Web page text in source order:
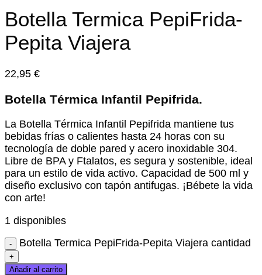
Botella Termica PepiFrida-
Pepita Viajera
22,95 €
Botella Térmica Infantil Pepifrida.
La Botella Térmica Infantil Pepifrida mantiene tus
bebidas frías o calientes hasta 24 horas con su
tecnología de doble pared y acero inoxidable 304.
Libre de BPA y Ftalatos, es segura y sostenible, ideal
para un estilo de vida activo. Capacidad de 500 ml y
diseño exclusivo con tapón antifugas. ¡Bébete la vida
con arte!
1 disponibles
Botella Termica PepiFrida-Pepita Viajera cantidad
Añadir al carrito